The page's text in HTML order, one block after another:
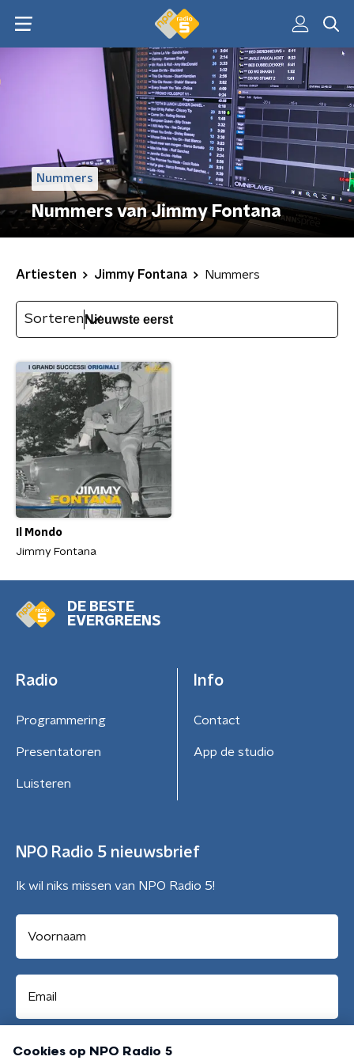
Nummers
Nummers van Jimmy Fontana
Artiesten Jimmy Fontana Nummers
Sorteren
Il Mondo
Jimmy Fontana
DE BESTE
EVERGREENS
Radio
Programmering
Presentatoren
Luisteren
Info
Contact
App de studio
NPO Radio 5 nieuwsbrief
Ik wil niks missen van NPO Radio 5!
Aanmelden